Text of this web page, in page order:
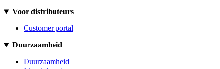
Voor distributeurs
Customer portal
Duurzaamheid
Duurzaamheid